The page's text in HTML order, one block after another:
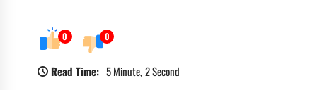
0 0
Read Time: 5 Minute, 2 Second